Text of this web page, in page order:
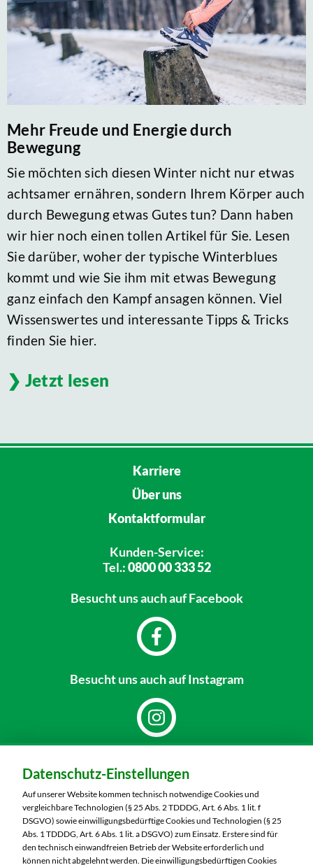
Mehr Freude und Energie durch
Bewegung
Sie möchten sich diesen Winter nicht nur etwas
achtsamer ernähren, sondern Ihrem Körper auch
durch Bewegung etwas Gutes tun? Dann haben
wir hier noch einen tollen Artikel für Sie. Lesen
Sie darüber, woher der typische Winterblues
kommt und wie Sie ihm mit etwas Bewegung
ganz einfach den Kampf ansagen können. Viel
Wissenswertes und interessante Tipps & Tricks
finden Sie hier.
Jetzt lesen
Karriere
Über uns
Kontaktformular
Kunden-Service:
Tel.:0800 00 333 52
Besucht unsauch auf Facebook
Besucht unsauch auf Instagram
MARKTKAUF Sonneberg-Hönbach
Neustadter Straße 199
96515 Sonneberg
Telefon:03675 8820
Datenschutz-Einstellungen
Auf unserer Website kommen technisch notwendige Cookies und
vergleichbare Technologien (§ 25 Abs. 2 TDDDG, Art. 6 Abs. 1 lit. f
DSGVO) sowie einwilligungsbedürftige Cookies und Technologien (§ 25
Abs. 1 TDDDG, Art. 6 Abs. 1 lit. a DSGVO) zum Einsatz. Erstere sind für
den technisch einwandfreien Betrieb der Website erforderlich und
können nicht abgelehnt werden. Die einwilligungsbedürftigen Cookies